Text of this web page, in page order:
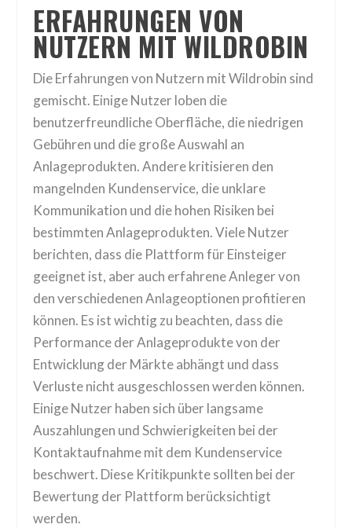
ERFAHRUNGEN VON
NUTZERN MIT WILDROBIN
Die Erfahrungen von Nutzern mit Wildrobin sind
gemischt. Einige Nutzer loben die
benutzerfreundliche Oberfläche, die niedrigen
Gebühren und die große Auswahl an
Anlageprodukten. Andere kritisieren den
mangelnden Kundenservice, die unklare
Kommunikation und die hohen Risiken bei
bestimmten Anlageprodukten. Viele Nutzer
berichten, dass die Plattform für Einsteiger
geeignet ist, aber auch erfahrene Anleger von
den verschiedenen Anlageoptionen profitieren
können. Es ist wichtig zu beachten, dass die
Performance der Anlageprodukte von der
Entwicklung der Märkte abhängt und dass
Verluste nicht ausgeschlossen werden können.
Einige Nutzer haben sich über langsame
Auszahlungen und Schwierigkeiten bei der
Kontaktaufnahme mit dem Kundenservice
beschwert. Diese Kritikpunkte sollten bei der
Bewertung der Plattform berücksichtigt
werden.